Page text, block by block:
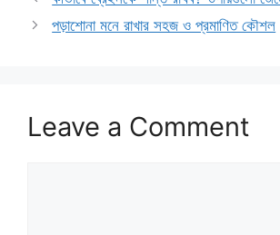
পড়াশোনা মনে রাখার সহজ ও প্রমাণিত কৌশল
Leave a Comment